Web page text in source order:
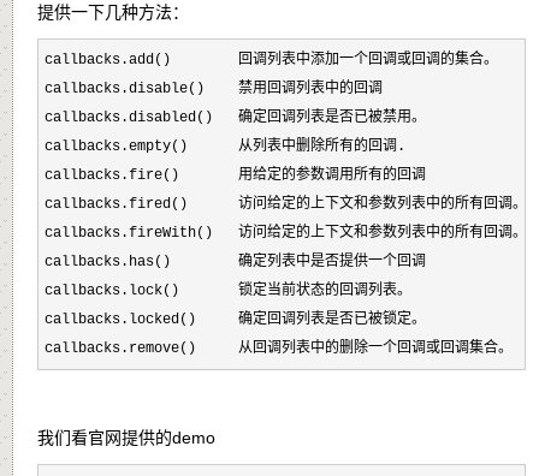
提供一下几种方法：
callbacks.add()        回调列表中添加一个回调或回调的集合。
callbacks.disable()    禁用回调列表中的回调
callbacks.disabled()   确定回调列表是否已被禁用。
callbacks.empty()      从列表中删除所有的回调.
callbacks.fire()       用给定的参数调用所有的回调
callbacks.fired()      访问给定的上下文和参数列表中的所有回调。
callbacks.fireWith()   访问给定的上下文和参数列表中的所有回调。
callbacks.has()        确定列表中是否提供一个回调
callbacks.lock()       锁定当前状态的回调列表。
callbacks.locked()     确定回调列表是否已被锁定。
callbacks.remove()     从回调列表中的删除一个回调或回调集合。
我们看官网提供的demo